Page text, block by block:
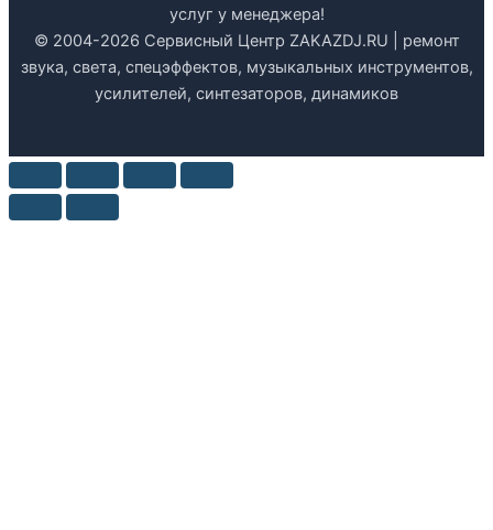
услуг у менеджера!
© 2004-2026 Сервисный Центр ZAKAZDJ.RU | ремонт
звука, света, спецэффектов, музыкальных инструментов,
усилителей, синтезаторов, динамиков